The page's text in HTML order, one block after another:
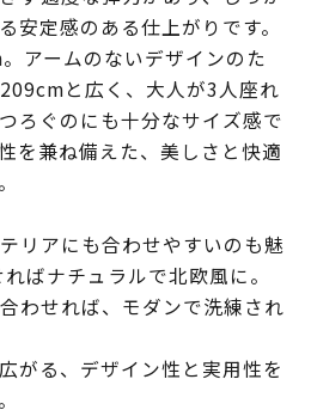
安定感のある仕上がりです。
アームのないデザインのた
と広く、大人が3人座れ
ろぐのにも十分なサイズ感で
を兼ね備えた、美しさと快適
リアにも合わせやすいのも魅
ばナチュラルで北欧風に。
わせれば、モダンで洗練され
がる、デザイン性と実用性を